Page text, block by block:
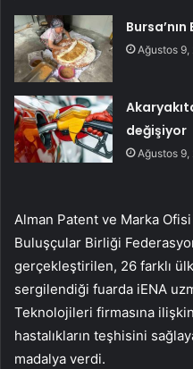
Ağustos 9,
değişiyor
Ağustos 9,
Alman Patent ve Marka
Buluşçular Birliği
gerçekleştirilen, 26 farklı
sergilendiği fuarda iENA
Teknolojileri firmasına
hastalıkların teşhisini
madalya verdi.